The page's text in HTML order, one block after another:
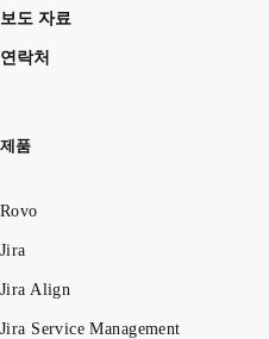
보도 자료
연락처
제품
Rovo
Jira
Jira Align
Jira Service Management